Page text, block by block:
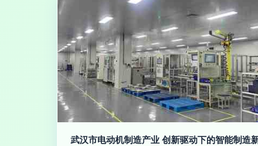
武汉市电动机制造产业 创新驱动下的智能制造